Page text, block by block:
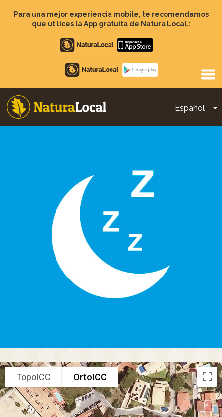
contenido
Para una mejor experiencia mobile, te recomendamos
que utilices la App gratuita de Natura Local.:
Apple
store
Google
Play
Español
Main
TopoICC OrtoICC